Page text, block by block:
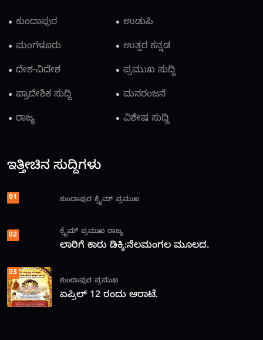
ಕುಂದಾಪುರ
ಉಡುಪಿ
ಮಂಗಳೂರು
ಉತ್ತರ ಕನ್ನಡ
ದೇಶ-ವಿದೇಶ
ಪ್ರಮುಖ ಸುದ್ದಿ
ಪ್ರಾದೇಶಿಕ ಸುದ್ದಿ
ಮನರಂಜನೆ
ರಾಜ್ಯ
ವಿಶೇಷ ಸುದ್ದಿ
ಇತ್ತೀಚಿನ ಸುದ್ದಿಗಳು
01 ಕುಂದಾಪುರ ಕ್ರೈಮ್ ಪ್ರಮುಖ
02 ಕ್ರೈಮ್ ಪ್ರಮುಖ ರಾಜ್ಯ
ಲಾರಿಗೆ ಕಾರು ಡಿಕ್ಕಿ:ನೆಲಮಂಗಲ ಮೂಲದ.
03
ಕುಂದಾಪುರ ಪ್ರಮುಖ
ಏಪ್ರಿಲ್ 12 ರಂದು ಅರಾಟೆ.